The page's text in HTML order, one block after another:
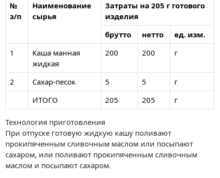
№
з/п
Наименование
сырья
Затраты на 205 г готового
изделия
брутто
нетто
ед. изм.
1
Каша манная
жидкая
200 200 г
2 Сахар-песок 5 5
г
ИТОГО
205 205 г
Технология приготовления
При отпуске готовую жидкую кашу поливают
прокипяченным сливочным маслом или посыпают
сахаром, или поливают прокипяченным сливочным
маслом и посыпают сахаром.